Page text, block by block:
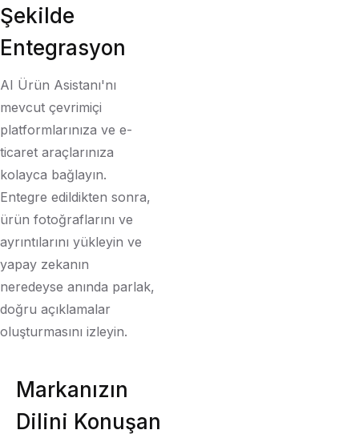
Şekilde
Entegrasyon
AI Ürün Asistanı'nı
mevcut çevrimiçi
platformlarınıza ve e-
ticaret araçlarınıza
kolayca bağlayın.
Entegre edildikten sonra,
ürün fotoğraflarını ve
ayrıntılarını yükleyin ve
yapay zekanın
neredeyse anında parlak,
doğru açıklamalar
oluşturmasını izleyin.
Markanızın
Dilini Konuşan